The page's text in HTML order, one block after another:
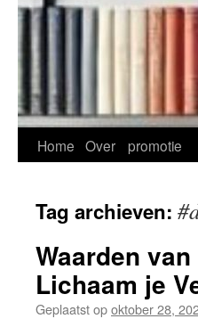
Home Over promotie
Tag archieven:
Waarden
Lichaam je
Geplaatst opoktober 28,